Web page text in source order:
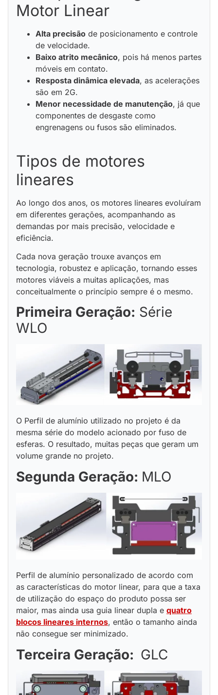
Motor Linear
Alta precisão de posicionamento e controle
de velocidade.
Baixo atrito mecânico, pois há menos partes
móveis em contato.
Resposta dinâmica elevada, as acelerações
são em 2G.
Menor necessidade de manutenção, já que
componentes de desgaste como
engrenagens ou fusos são eliminados.
Tipos de motores
lineares
Ao longo dos anos, os motores lineares evoluíram
em diferentes gerações, acompanhando as
demandas por mais precisão, velocidade e
eficiência.
Cada nova geração trouxe avanços em
tecnologia, robustez e aplicação, tornando esses
motores viáveis a muitas aplicações, mas
conceitualmente o princípio sempre é o mesmo.
Primeira Geração: Série
WLO
O Perfil de alumínio utilizado no projeto é da
mesma série do modelo acionado por fuso de
esferas. O resultado, muitas peças que geram um
volume grande no projeto.
Segunda Geração: MLO
Perfil de alumínio personalizado de acordo com
as características do motor linear, para que a taxa
de utilização do espaço do produto possa ser
maior, mas ainda usa guia linear dupla e quatro
blocos lineares internos, então o tamanho ainda
não consegue ser minimizado.
Terceira Geração: GLC